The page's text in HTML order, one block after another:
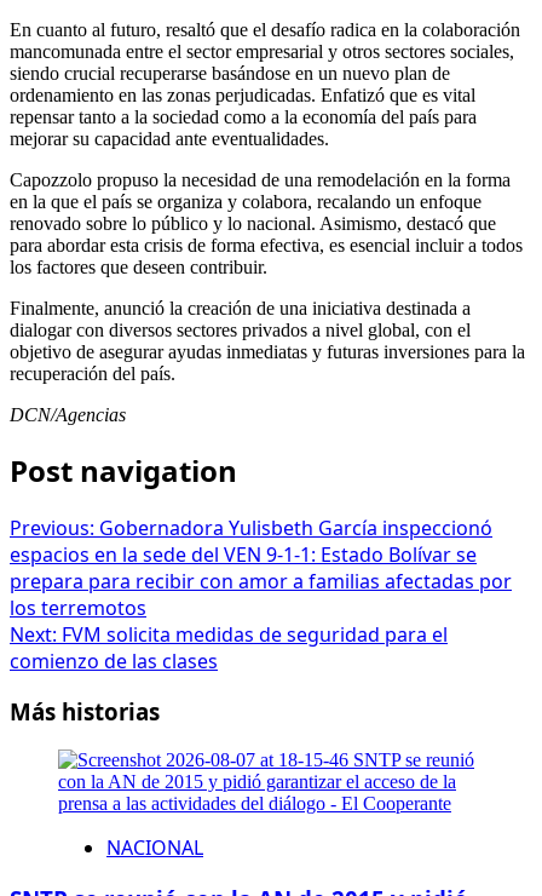
En cuanto al futuro, resaltó que el desafío radica en la colaboración
mancomunada entre el sector empresarial y otros sectores sociales,
siendo crucial recuperarse basándose en un nuevo plan de
ordenamiento en las zonas perjudicadas. Enfatizó que es vital
repensar tanto a la sociedad como a la economía del país para
mejorar su capacidad ante eventualidades.
Capozzolo propuso la necesidad de una remodelación en la forma
en la que el país se organiza y colabora, recalando un enfoque
renovado sobre lo público y lo nacional. Asimismo, destacó que
para abordar esta crisis de forma efectiva, es esencial incluir a todos
los factores que deseen contribuir.
Finalmente, anunció la creación de una iniciativa destinada a
dialogar con diversos sectores privados a nivel global, con el
objetivo de asegurar ayudas inmediatas y futuras inversiones para la
recuperación del país.
DCN/Agencias
Post navigation
Previous: Gobernadora Yulisbeth García inspeccionó
espacios en la sede del VEN 9-1-1: Estado Bolívar se
prepara para recibir con amor a familias afectadas por
los terremotos
Next: FVM solicita medidas de seguridad para el
comienzo de las clases
Más historias
NACIONAL